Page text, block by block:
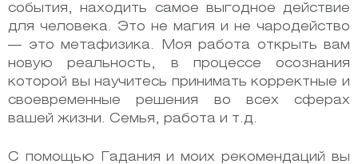
события, находить самое выгодное действие
для человека. Это не магия и не чародейство
— это метафизика. Моя работа открыть вам
новую реальность, в процессе осознания
которой вы научитесь принимать корректные и
своевременные решения во всех сферах
вашей жизни. Семья, работа и т.д.
С помощью Гадания и моих рекомендаций вы